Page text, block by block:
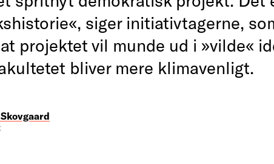
siger initiativtagerne,
projektet vil munde ud i »vilde«
bliver mere klimavenligt.